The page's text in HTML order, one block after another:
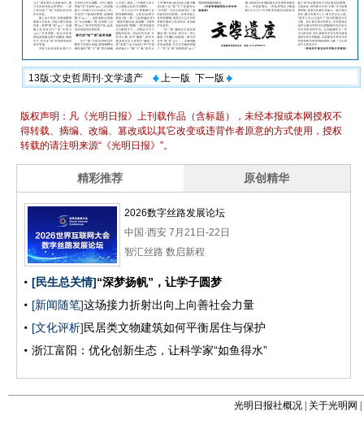
13版:文史哲周刊·文学遗产 上一版 下一版
光明日报社概况 关于光明网